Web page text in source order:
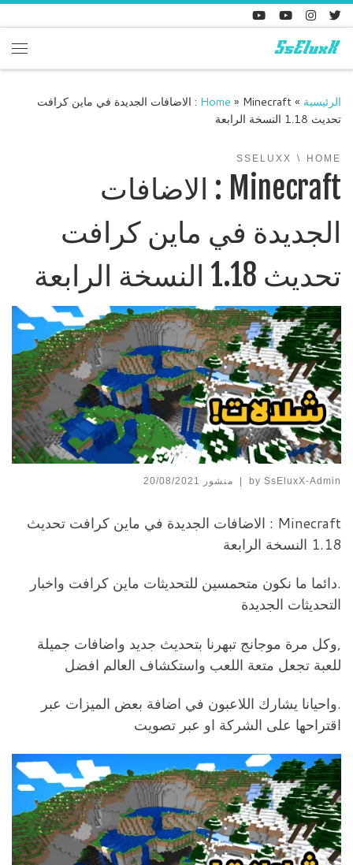
Skip to content
الرئيسية »
Home »
Minecraft : الاضافات الجديدة في ماين كرافت
تحديث 1.18 النسخة الرابعة
HOME
SSELUXX
Minecraft : الاضافات
الجديدة في ماين كرافت
تحديث 1.18 النسخة الرابعة
by SsEluxX-Admin
| منشور 20/08/2021
Minecraft : الاضافات الجديدة في ماين كرافت تحديث
1.18 النسخة الرابعة
.دائما ما نكون متحمسين للتحديثات ماين كرافت واخبار
التحديثات الجديدة
,وكل مرة موجانج تبهرنا بتحديث جديد واضافات جميلة
للعبة تجعل متعة اللعب واستكشاف العالم افضل
.واحيانا يشارك اللاعبون في اضافة بعض الميزات عبر
اقتراحها على الشركة او عبر تصويت